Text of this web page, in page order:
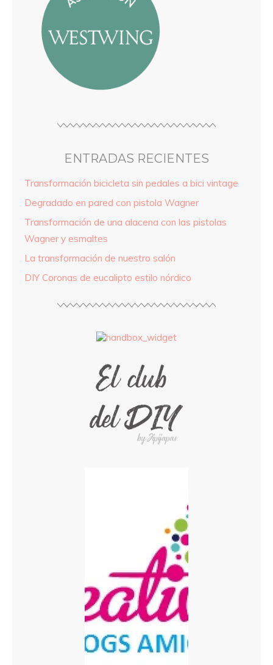
ENTRADAS RECIENTES
Transformación bicicleta sin pedales a bici vintage
Degradado en pared con pistola Wagner
Transformación de una alacena con las pistolas
Wagner y esmaltes
La transformación de nuestro salón
DIY Coronas de eucalipto estilo nórdico